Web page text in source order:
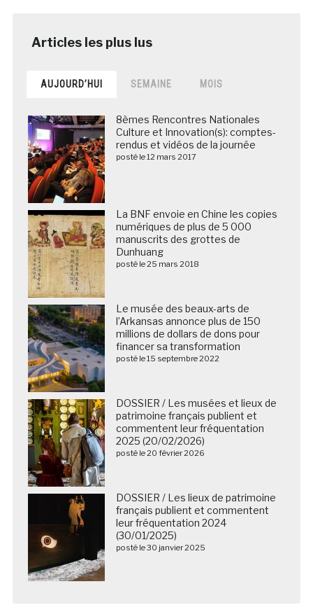
AUJOURD’HUI SEMAINE MOIS
8èmes Rencontres Nationales
Culture et Innovation(s): comptes-
rendus et vidéos de la journée
posté le 12 mars 2017
La BNF envoie en Chine les copies
numériques de plus de 5 000
manuscrits des grottes de
Dunhuang
posté le 25 mars 2018
Le musée des beaux-arts de
l’Arkansas annonce plus de 150
millions de dollars de dons pour
financer sa transformation
posté le 15 septembre 2022
DOSSIER / Les musées et lieux de
patrimoine français publient et
commentent leur fréquentation
2025 (20/02/2026)
posté le 20 février 2026
DOSSIER / Les lieux de patrimoine
français publient et commentent
leur fréquentation 2024
(30/01/2025)
posté le 30 janvier 2025